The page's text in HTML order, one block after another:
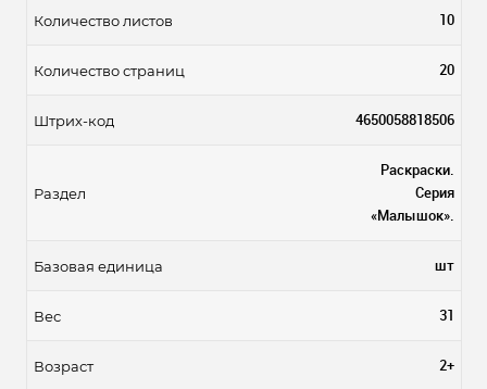
Количество листов 10
Количество страниц 20
Штрих-код 4650058818506
Раздел
Раскраски.
Серия
«Малышок».
Базовая единица шт
Вес 31
Возраст 2+